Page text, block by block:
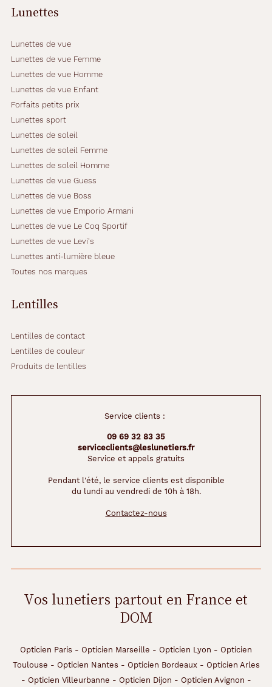
Lunettes
Lunettes de vue
Lunettes de vue Femme
Lunettes de vue Homme
Lunettes de vue Enfant
Forfaits petits prix
Lunettes sport
Lunettes de soleil
Lunettes de soleil Femme
Lunettes de soleil Homme
Lunettes de vue Guess
Lunettes de vue Boss
Lunettes de vue Emporio Armani
Lunettes de vue Le Coq Sportif
Lunettes de vue Levi's
Lunettes anti-lumière bleue
Toutes nos marques
Lentilles
Lentilles de contact
Lentilles de couleur
Produits de lentilles
Service clients :
09 69 32 83 35
serviceclients@leslunetiers.fr
Service et appels gratuits
Pendant l'été, le service clients est disponible
du lundi au vendredi de 10h à 18h.
Contactez-nous
Vos lunetiers partout en France et
DOM
Opticien Paris - Opticien Marseille - Opticien Lyon - Opticien
Toulouse - Opticien Nantes - Opticien Bordeaux- Opticien Arles
- Opticien Villeurbanne - Opticien Dijon - Opticien Avignon -